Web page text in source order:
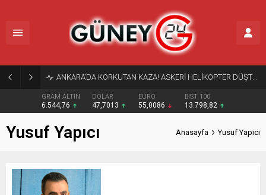
ANKARA’DA KORKUTAN KAZA! ASKERİ HELİKOPTER DÜŞTÜ… DETAYLAR ORTAYA ÇIKIYOR
GRAM ALTIN
6.544,76
DOLAR
47,7013
EURO
55,0086
BIST 100
13.798,82
Yusuf Yapıcı Anasayfa Yusuf Yapıcı